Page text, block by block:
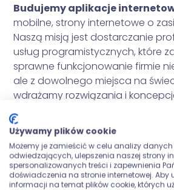
Budujemy aplikacje
mobilne, strony internetowe o
Naszą misją jest dostarczanie
usług programistycznych, które
sprawne funkcjonowanie firmie
ale z dowolnego miejsca na
wdrażamy rozwiązania i
Tworzymy nowoczesne aplikacje
Katowic oraz wielu innych
Zyskujesz dzięki nim przewagę
znacznie większą
Używamy plików cookie
Możemy je zamieścić w celu analizy
odwiedzających, ulepszenia naszej strony
spersonalizowanych treści i zapewnienia
doświadczenia na stronie internetowej. Aby
informacji na temat plików cookie, których